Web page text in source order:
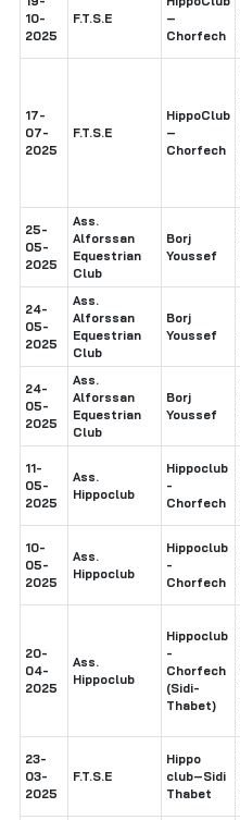
10-
2025
F.T.S.E
–
Chorfech
17-
07-
2025
F.T.S.E
HippoClub
–
Chorfech
25-
05-
2025
Ass.
Alforssan
Equestrian
Club
Borj
Youssef
24-
05-
2025
Ass.
Alforssan
Equestrian
Club
Borj
Youssef
24-
05-
2025
Ass.
Alforssan
Equestrian
Club
Borj
Youssef
11-
05-
2025
Ass.
Hippoclub
Hippoclub
-
Chorfech
10-
05-
2025
Ass.
Hippoclub
Hippoclub
-
Chorfech
20-
04-
2025
Ass.
Hippoclub
Hippoclub
-
Chorfech
(Sidi-
Thabet)
23-
03-
2025
F.T.S.E
Hippo
club–Sidi
Thabet